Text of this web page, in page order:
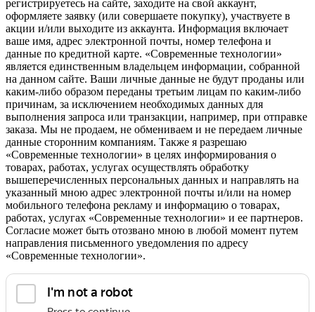
регистрируетесь на сайте, заходите на свой аккаунт,
оформляете заявку (или совершаете покупку), участвуете в
акции и/или выходите из аккаунта. Информация включает
ваше имя, адрес электронной почты, номер телефона и
данные по кредитной карте. «Современные технологии»
является единственным владельцем информации, собранной
на данном сайте. Ваши личные данные не будут проданы или
каким-либо образом переданы третьим лицам по каким-либо
причинам, за исключением необходимых данных для
выполнения запроса или транзакции, например, при отправке
заказа. Мы не продаем, не обмениваем и не передаем личные
данные сторонним компаниям. Также я разрешаю
«Современные технологии» в целях информирования о
товарах, работах, услугах осуществлять обработку
вышеперечисленных персональных данных и направлять на
указанный мною адрес электронной почты и/или на номер
мобильного телефона рекламу и информацию о товарах,
работах, услугах «Современные технологии» и ее партнеров.
Согласие может быть отозвано мною в любой момент путем
направления письменного уведомления по адресу
«Современные технологии».